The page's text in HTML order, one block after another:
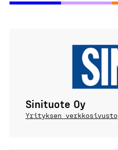
Sinituote Oy
Yrityksen verkkosivusto